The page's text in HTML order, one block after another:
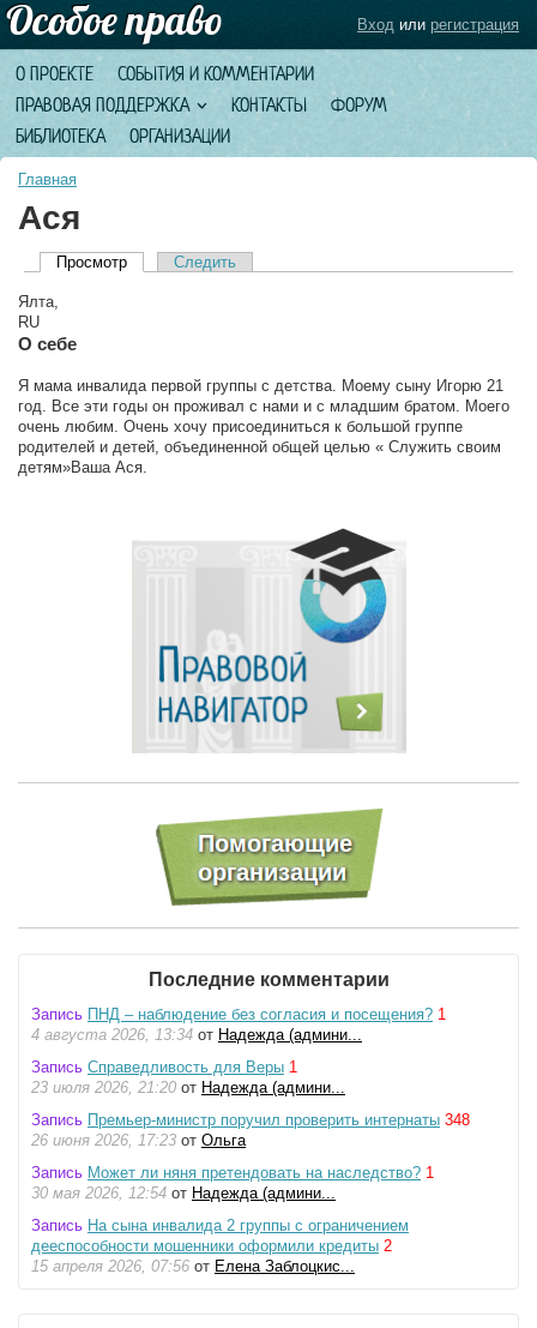
О ПРОЕКТЕ
СОБЫТИЯ И КОММЕНТАРИИ
ПРАВОВАЯ ПОДДЕРЖКА
КОНТАКТЫ
ФОРУМ
БИБЛИОТЕКА
ОРГАНИЗАЦИИ
Вход или регистрация
Главная
Ася
Главные вкладки
Просмотр (активная вкладка)
Следить
Ялта,
RU
О себе
Я мама инвалида первой группы с детства. Моему сыну Игорю 21
год. Все эти годы он проживал с нами и с младшим братом. Моего
очень любим. Очень хочу присоединиться к большой группе
родителей и детей, объединенной общей целью « Служить своим
детям»Ваша Ася.
Последние комментарии
Запись ПНД – наблюдение без согласия и посещения? 1
4 августа 2026, 13:34 от Надежда (админи...
Запись Справедливость для Веры 1
23 июля 2026, 21:20 от Надежда (админи...
Запись Премьер-министр поручил проверить интернаты 348
26 июня 2026, 17:23 от Ольга
Запись Может ли няня претендовать на наследство? 1
30 мая 2026, 12:54 от Надежда (админи...
Запись На сына инвалида 2 группы с ограничением
дееспособности мошенники оформили кредиты 2
15 апреля 2026, 07:56 от Елена Заблоцкис...